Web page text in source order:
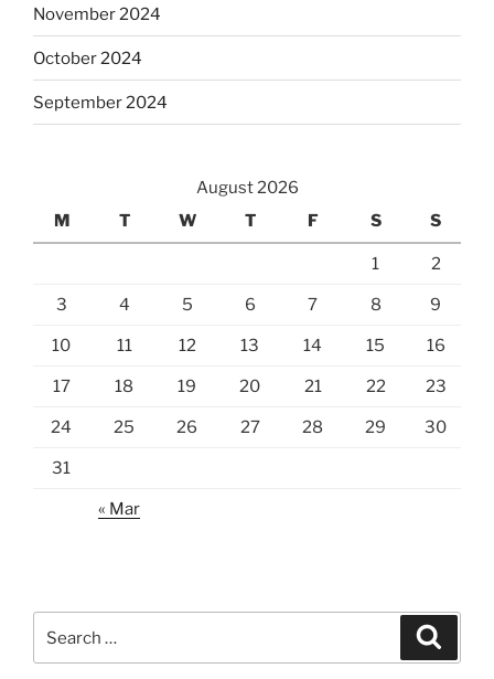
November 2024
October 2024
September 2024
August 2026
M
T W T F S S
1 2
3 4 5 6 7 8 9
10 11 12 13 14 15 16
17 18 19 20 21 22 23
24 25 26 27 28 29 30
31
« Mar
for: